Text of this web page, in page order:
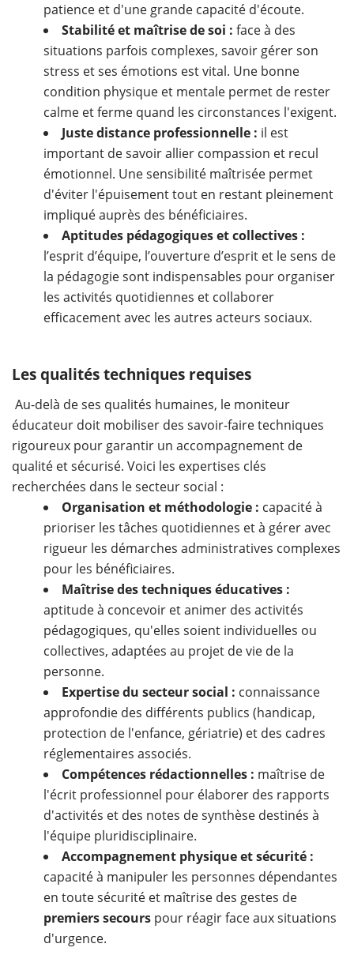
patience et d'une grande capacité d'écoute.
Stabilité et maîtrise de soi : face à des
situations parfois complexes, savoir gérer son
stress et ses émotions est vital. Une bonne
condition physique et mentale permet de rester
calme et ferme quand les circonstances l'exigent.
Juste distance professionnelle : il est
important de savoir allier compassion et recul
émotionnel. Une sensibilité maîtrisée permet
d'éviter l'épuisement tout en restant pleinement
impliqué auprès des bénéficiaires.
Aptitudes pédagogiques et collectives :
l’esprit d’équipe, l’ouverture d’esprit et le sens de
la pédagogie sont indispensables pour organiser
les activités quotidiennes et collaborer
efficacement avec les autres acteurs sociaux.
Les qualités techniques requises
Au-delà de ses qualités humaines, le moniteur
éducateur doit mobiliser des savoir-faire techniques
rigoureux pour garantir un accompagnement de
qualité et sécurisé. Voici les expertises clés
recherchées dans le secteur social :
Organisation et méthodologie : capacité à
prioriser les tâches quotidiennes et à gérer avec
rigueur les démarches administratives complexes
pour les bénéficiaires.
Maîtrise des techniques éducatives :
aptitude à concevoir et animer des activités
pédagogiques, qu'elles soient individuelles ou
collectives, adaptées au projet de vie de la
personne.
Expertise du secteur social : connaissance
approfondie des différents publics (handicap,
protection de l'enfance, gériatrie) et des cadres
réglementaires associés.
Compétences rédactionnelles : maîtrise de
l'écrit professionnel pour élaborer des rapports
d'activités et des notes de synthèse destinés à
l'équipe pluridisciplinaire.
Accompagnement physique et sécurité :
capacité à manipuler les personnes dépendantes
en toute sécurité et maîtrise des gestes de
premiers secours pour réagir face aux situations
d'urgence.